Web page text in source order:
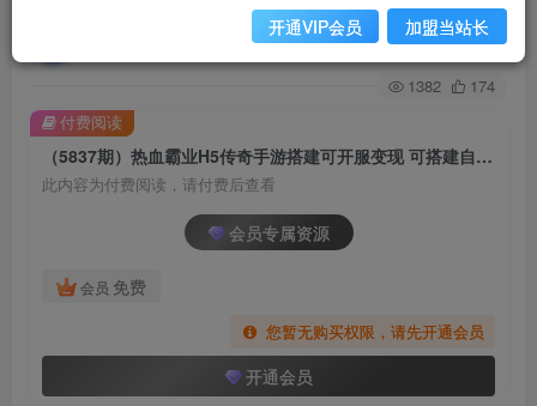
关注 私信
1382 174
（5837期）热血霸业H5传奇手游搭建可开服变现 可搭建自己玩【内附源码+GM+教程】
此内容为付费阅读，请付费后查看
会员专属资源
会员 免费
您暂无购买权限，请先开通会员
开通会员
付费阅读
开通VIP会员 加盟当站长